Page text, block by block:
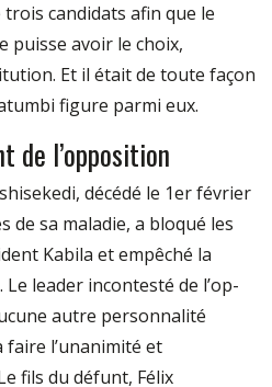
can­didats afin que le
puisse avoir le choix,
Et il était de toute façon
figure parmi eux.
de l’opposition
décé­dé le 1er février
de sa maladie, a bloqué les
Kabila et empêché la
leader incontesté de l’op­
autre person­nalité
faire l’unanimité et
fils du défunt, Félix